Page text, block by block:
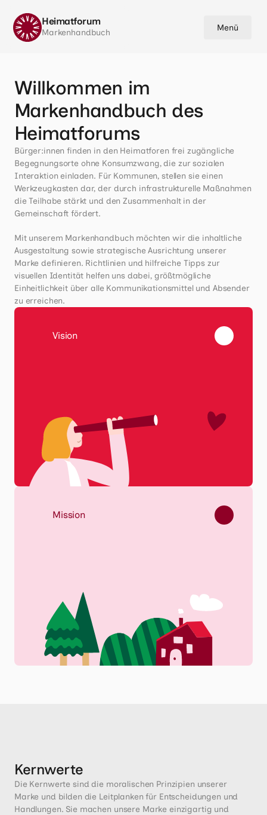
Willkommen im
Markenhandbuch des
Heimatforums
Bürger:innen finden in den Heimatforen frei zugängliche
Begegnungsorte ohne Konsumzwang, die zur sozialen
Interaktion einladen. Für Kommunen, stellen sie einen
Werkzeugkasten dar, der durch infrastrukturelle Maßnahmen
die Teilhabe stärkt und den Zusammenhalt in der
Gemeinschaft fördert.
Mit unserem Markenhandbuch möchten wir die inhaltliche
Ausgestaltung sowie strategische Ausrichtung unserer
Marke definieren. Richtlinien und hilfreiche Tipps zur
visuellen Identität helfen uns dabei, größtmögliche
Einheitlichkeit über alle Kommunikationsmittel und Absender
zu erreichen.
Vision
Mission
Kernwerte
Die Kernwerte sind die moralischen Prinzipien unserer
Marke und bilden die Leitplanken für Entscheidungen und
Handlungen. Sie machen unsere Marke einzigartig und
Heimatforum
Markenhandbuch
Mentalkompass
Markenhandbuch
Mitmachportal
Markenhandbuch
Menü